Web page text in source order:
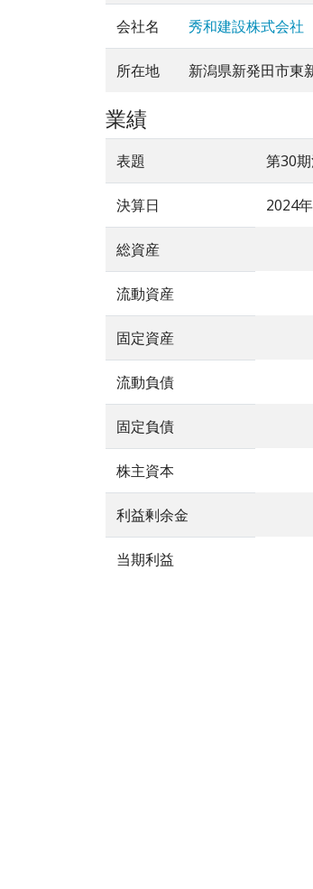
会社名 秀和建設株式会社
所在地 新潟県新発田市東
業績
表題 第30
決算日 2024
総資産
流動資産
固定資産
流動負債
固定負債
株主資本
利益剰余金
当期利益